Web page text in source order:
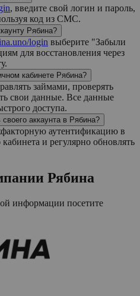
, введите свой логин и пароль,
код из СМС.
Рябина?
login выберите "Забыли
для восстановления через
кабинете Рябина?
займами, проверять
свои данные. Все данные
доступа.
аккаунта в Рябина?
аутентификацию в
и регулярно обновлять
Рябина
информации посетите